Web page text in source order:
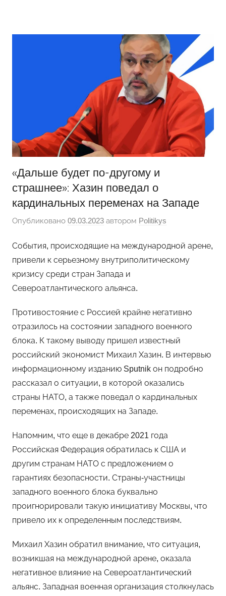
содержимому
«Дальше будет по-другому и
страшнее»: Хазин поведал о
кардинальных переменах на Западе
Опубликовано 09.03.2023 автором Politikys
События, происходящие на международной арене,
привели к серьезному внутриполитическому
кризису среди стран Запада и
Североатлантического альянса.
Противостояние с Россией крайне негативно
отразилось на состоянии западного военного
блока. К такому выводу пришел известный
российский экономист Михаил Хазин. В интервью
информационному изданию Sputnik он подробно
рассказал о ситуации, в которой оказались
страны НАТО, а также поведал о кардинальных
переменах, происходящих на Западе.
Напомним, что еще в декабре 2021 года
Российская Федерация обратилась к США и
другим странам НАТО с предложением о
гарантиях безопасности. Страны-участницы
западного военного блока буквально
проигнорировали такую инициативу Москвы, что
привело их к определенным последствиям.
Михаил Хазин обратил внимание, что ситуация,
возникшая на международной арене, оказала
негативное влияние на Североатлантический
альянс. Западная военная организация столкнулась